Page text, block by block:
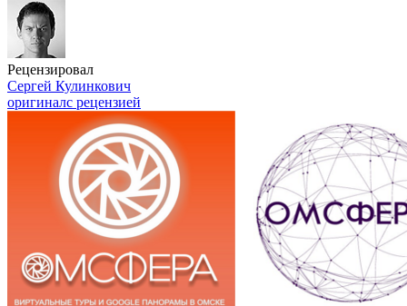
Рецензировал
Сергей Кулинкович
оригиналс рецензией